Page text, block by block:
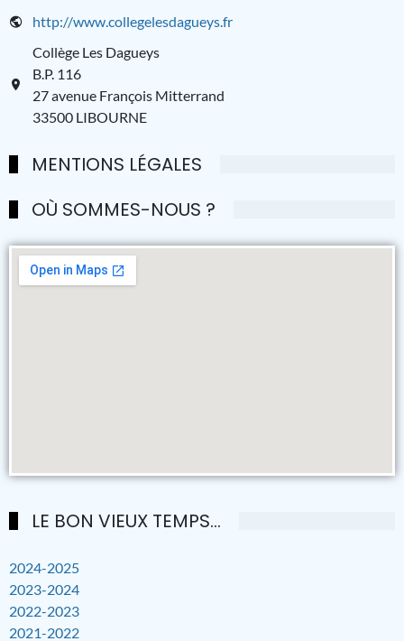
http://www.collegelesdagueys.fr
Collège Les Dagueys
B.P. 116
27 avenue François Mitterrand
33500 LIBOURNE
MENTIONS LÉGALES
OÙ SOMMES-NOUS ?
LE BON VIEUX TEMPS...
2024-2025
2023-2024
2022-2023
2021-2022